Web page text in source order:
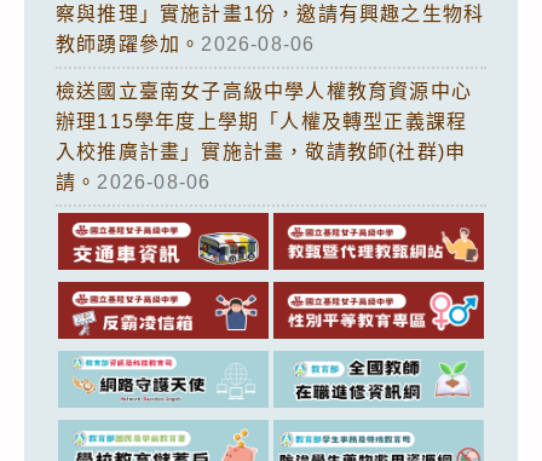
察與推理」實施計畫1份，邀請有興趣之生物科
教師踴躍參加。 2026-08-06
檢送國立臺南女子高級中學人權教育資源中心
辦理115學年度上學期「人權及轉型正義課程
入校推廣計畫」實施計畫，敬請教師(社群)申
請。 2026-08-06